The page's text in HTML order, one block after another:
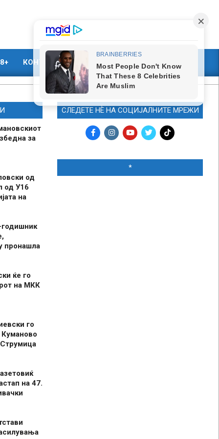
КОНТАКТ МАРКЕТИНГ
за
од
од У16
на
пронашла
ќе го
на МКК
го
на 47.
СЛЕДЕТЕ НЀ НА СОЦИЈАЛНИТЕ МРЕЖИ
*